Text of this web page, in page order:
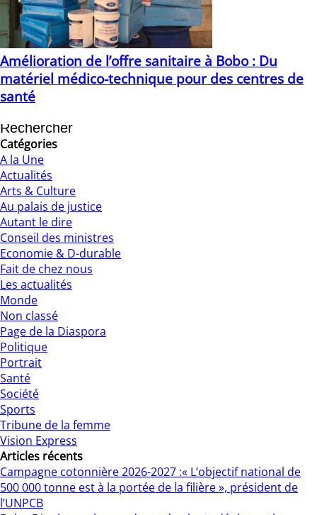
Amélioration de l’offre sanitaire à Bobo : Du
matériel médico-technique pour des centres de
santé
Catégories
A la Une
Actualités
Arts & Culture
Au palais de justice
Autant le dire
Conseil des ministres
Economie & D-durable
Fait de chez nous
Les actualités
Monde
Non classé
Page de la Diaspora
Politique
Portrait
Santé
Société
Sports
Tribune de la femme
Vision Express
Articles récents
Campagne cotonnière 2026-2027 :« L’objectif national de
500 000 tonne est à la portée de la filière », président de
l’UNPCB